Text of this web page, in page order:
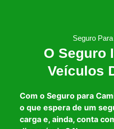
Seguro
O Seguro
Veículos
Com o Seguro para
o que espera de um
carga e, ainda, conta